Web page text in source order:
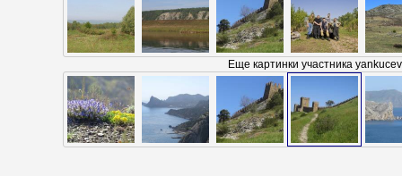
Еще картинки участника